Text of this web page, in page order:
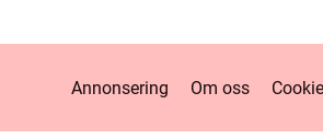
Annonsering Om oss